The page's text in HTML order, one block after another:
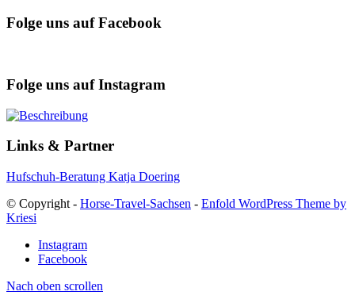
Folge uns auf Facebook
Folge uns auf Instagram
Links & Partner
Hufschuh-Beratung Katja Doering
© Copyright - Horse-Travel-Sachsen - Enfold WordPress Theme by
Kriesi
Instagram
Facebook
Nach oben scrollen